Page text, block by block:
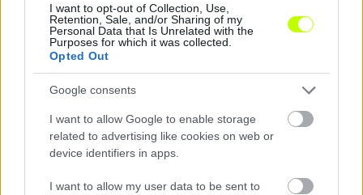
I want to opt-out of Collection, Use,
Retention, Sale, and/or Sharing of my
Personal Data that Is Unrelated with the
Purposes for which it was collected.
Opted Out
Google consents
I want to allow Google to enable storage
related to advertising like cookies on web or
device identifiers in apps.
I want to allow my user data to be sent to
A Viditől kapott közleményt változtatás nélkül
közöljük: November 21-én 19:00 órakor, az
Újpest ellen lép pályára először a MOL […]